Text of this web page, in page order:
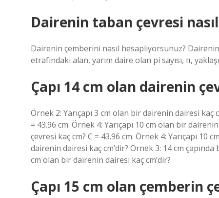
Dairenin taban çevresi
Dairenin çemberini nasıl hesaplıyorsunuz?
etrafındaki alan, yarım daire olan pi sayısı, π,
Çapı 14 cm olan dairenin
Örnek 2: Yarıçapı 3 cm olan bir dairenin dairesi kaç
= 43.96 cm. Örnek 4: Yarıçapı 10 cm olan bir
çevresi kaç cm? C = 43.96 cm. Örnek 4: Yarıçapı 10
dairenin dairesi kaç cm’dir? Örnek 3: 14 cm çapında
cm olan bir dairenin dairesi kaç cm’dir?
Çapı 15 cm olan çemberin